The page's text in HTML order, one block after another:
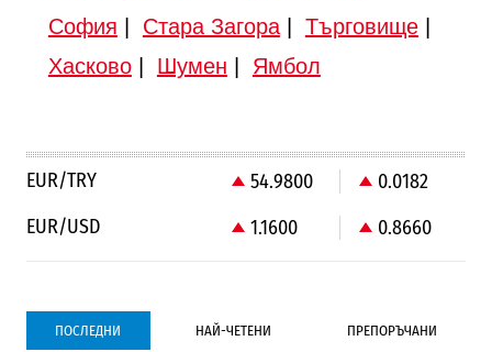
София
Стара Загора| Търговище|
Хасково| Шумен Ямбол
EUR/TRY 54.9800
0.0182
EUR/USD
1.1600 0.8660
ПОСЛЕДНИ НАЙ-ЧЕТЕНИ ПРЕПОРЪЧАНИ